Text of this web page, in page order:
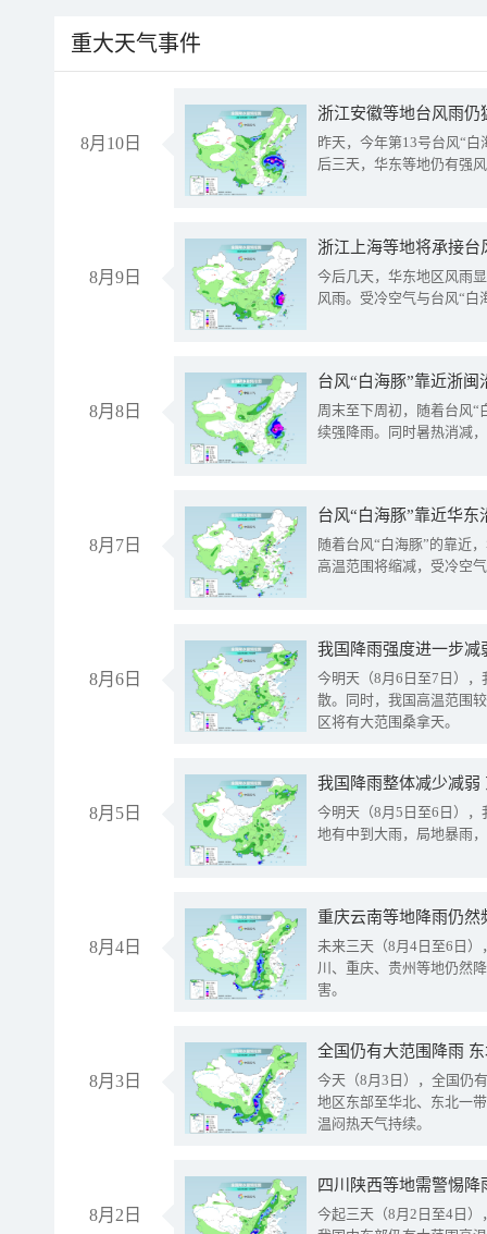
重大天气事件
8月10日
浙江安徽等地台风雨
昨天，今年第13号台风“
后三天，华东等地仍有强
8月9日
浙江上海等地将承接台
今后几天，华东地区风雨
风雨。受冷空气与台风“白
8月8日
台风“白海豚”靠近浙
周末至下周初，随着台风“
续强降雨。同时暑热消减
8月7日
台风“白海豚”靠近华
随着台风“白海豚”的靠近
高温范围将缩减，受冷空
8月6日
今明天（8月6日至7日）
散。同时，我国高温范围
区将有大范围桑拿天。
8月5日
我国降雨整体减少减弱
今明天（8月5日至6日）
地有中到大雨，局地暴雨
8月4日
重庆云南等地降雨仍然
未来三天（8月4日至6日
川、重庆、贵州等地仍然
害。
8月3日
全国仍有大范围降雨
今天（8月3日），全国仍
地区东部至华北、东北一
温闷热天气持续。
8月2日
今起三天（8月2日至4日